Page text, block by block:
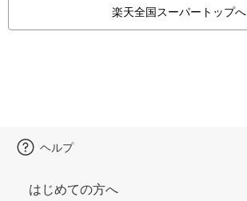
楽天全国スーパートップへ
ヘルプ
はじめての方へ